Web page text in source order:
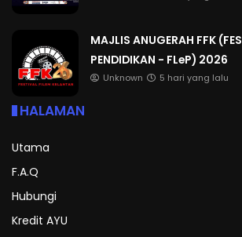
MAJLIS ANUGERAH FFK
PENDIDIKAN - FLeP) 2026
Unknown 5 hari yang lalu
HALAMAN
Utama
F.A.Q
Hubungi
Kredit AYU